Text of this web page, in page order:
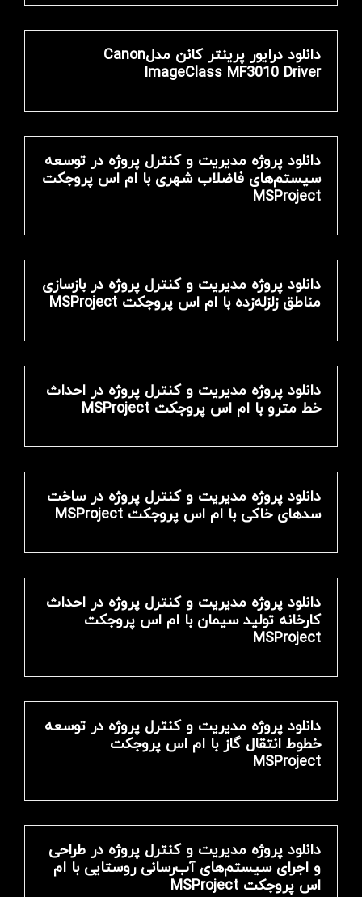
دانلود درایور پرینتر کانن مدلCanon
ImageClass MF3010 Driver
دانلود پروژه مدیریت و کنترل پروژه در توسعه
سیستم‌های فاضلاب شهری با ام اس پروجکت
MSProject
دانلود پروژه مدیریت و کنترل پروژه در بازسازی
مناطق زلزله‌زده با ام اس پروجکت MSProject
دانلود پروژه مدیریت و کنترل پروژه در احداث
خط مترو با ام اس پروجکت MSProject
دانلود پروژه مدیریت و کنترل پروژه در ساخت
سدهای خاکی با ام اس پروجکت MSProject
دانلود پروژه مدیریت و کنترل پروژه در احداث
کارخانه تولید سیمان با ام اس پروجکت
MSProject
دانلود پروژه مدیریت و کنترل پروژه در توسعه
خطوط انتقال گاز با ام اس پروجکت
MSProject
دانلود پروژه مدیریت و کنترل پروژه در طراحی
و اجرای سیستم‌های آب‌رسانی روستایی با ام
اس پروجکت MSProject